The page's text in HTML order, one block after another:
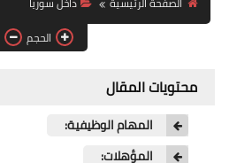
فرص
الحجم
محتويات المقال
المهام الوظيفية:
المؤهلات: